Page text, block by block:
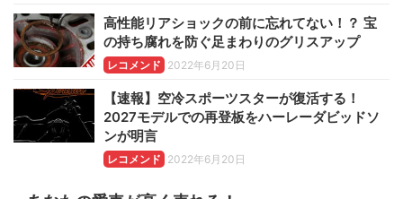
高性能リアショックの前に忘れてない！？ 宝
の持ち腐れを防ぐ足まわりのグリスアップ
レコメンド 2022年6月20日
【速報】空冷スポーツスターが復活する！
2027モデルでの再登板をハーレーダビッドソ
ンが明言
レコメンド 2022年6月20日